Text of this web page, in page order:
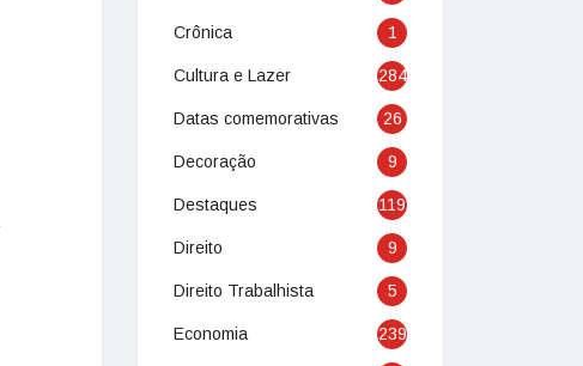
Crônica 1
Cultura e Lazer 284
Datas comemorativas 26
Decoração 9
Destaques 119
Direito 9
Direito Trabalhista 5
Economia 239